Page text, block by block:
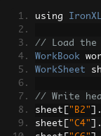
using IronXL
// Load the
WorkBook
WorkSheet
// Write
sheet
"B2" ].
sheet
"C4" ].